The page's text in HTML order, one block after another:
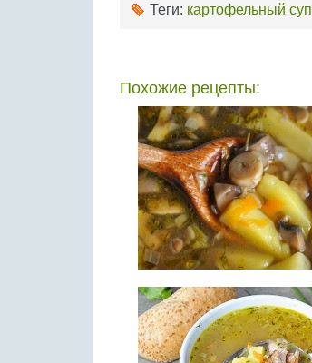
Теги: картофельный суп
Похожие рецепты: